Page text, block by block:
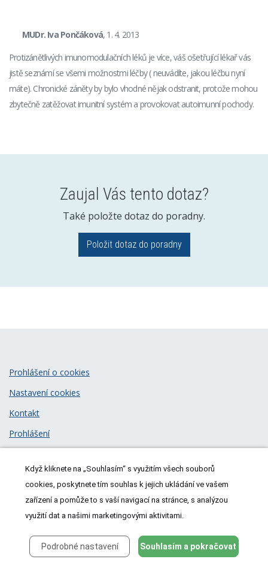
MUDr. Iva Pončáková, 1. 4. 2013
Protizánětlivých imunomodulačních léků je více, váš ošetřující lékař vás
jistě seznámí se všemi možnostmi léčby ( neuvádíte, jakou léčbu nyní
máte). Chronické záněty by bylo vhodné nějak odstranit, protože mohou
zbytečně zatěžovat imunitní systém a provokovat autoimunní pochody.
Zaujal Vás tento dotaz?
Také položte dotaz do poradny.
Položit dotaz do poradny
© 2026MeDitorial| ISSN 1805-3408
Prohlášení o cookies
Nastavení cookies
Kontakt
Prohlášení
Když kliknete na „Souhlasím“ s využitím všech souborů
cookies, poskytnete tím souhlas k jejich ukládání ve vašem
zařízení a pomůže to s vaší navigací na stránce, s analýzou
využití dat a našimi marketingovými aktivitami.
Podrobné nastavení Souhlasím a pokračovat